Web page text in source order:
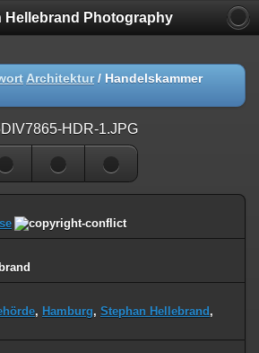
Hellebrand Photography
Architektur/ Handelskammer
, Hamburg, Stephan Hellebrand ,